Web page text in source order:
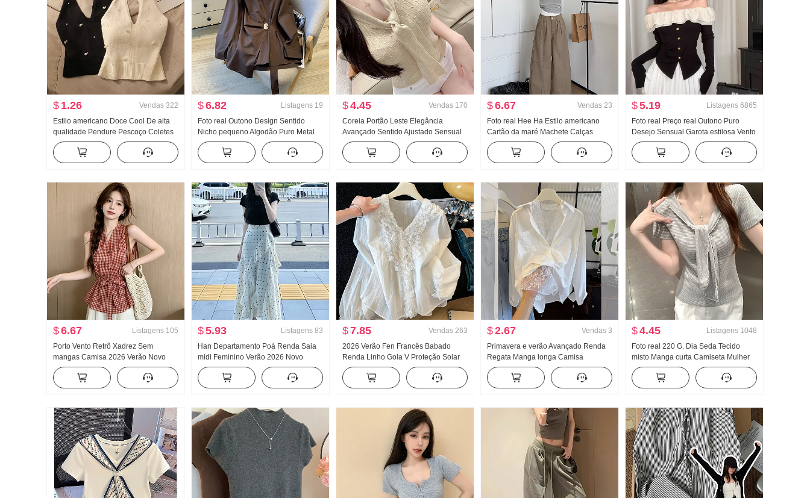
$ 1.26 Vendas 322
Estilo americano Doce Cool De alta
qualidade Pendure Pescoço Coletes
feminino Verão Uso externo Dentro
Pegue Camiseta de base Garota
estilosa Malha Tomara que caia Top
$6.82 Listagens 19
Foto real Outono Design Sentido
Nicho pequeno Algodão Puro Metal
Decoração Cintura ajustada Efeito
emagrecedor Solto Manga longa
Camisa Top feminino
$4.45 Vendas 170
Coreia Portão Leste Elegância
Avançado Sentido Ajustado Sensual
Puro Desejo Vento Mulher Fita
flutuante Manga curta Malha
Camiseta Top
$6.67 Vendas 23
Foto real Hee Ha Estilo americano
Cartão da maré Machete Calças
jeans Solto Largura Pernas Casual
Calças
$5.19 Listagens 6865
Foto real Preço real Outono Puro
Desejo Sensual Garota estilosa Vento
Francês Ombro caído Manga longa
Camiseta Feminino Babados Cintura
ajustada Top
$6.67 Listagens 105
Porto Vento Retrô Xadrez Sem
mangas Camisa 2026 Verão Novo
Francês Gola V Sem mangas Colete
Cintura ajustada Efeito emagrecedor
Regata
$5.93 Listagens 83
Han Departamento Poá Renda Saia
midi Feminino Verão 2026 Novo
Cintura alta Ajustado A palavra Para
pessoas baixas Design Sentido
Guarda-chuva Saia
$7.85 Vendas 263
2026 Verão Fen Francês Babado
Renda Linho Gola V Proteção Solar
Camisa Manga longa feminina Solto
Design Sentido Para cima
$2.67 Vendas 3
Primavera e verão Avançado Renda
Regata Manga longa Camisa
feminino Solto Conjunto de duas
peças Doce Fresco
$4.45 Listagens 1048
Foto real 220 G. Dia Seda Tecido
misto Manga curta Camiseta Mulher
Verão Novo Han Departamento Falso
duas peças Efeito emagrecedor Xale
Top